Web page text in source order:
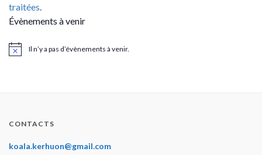
traitées.
Évènements à venir
NoticeIl n’y a pas d’évènements à venir.
CONTACTS
koala.kerhuon@gmail.com